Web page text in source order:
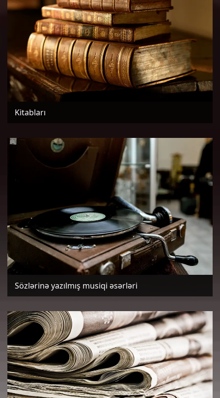
Kitabları
Sözlərinə yazılmış musiqi əsərləri